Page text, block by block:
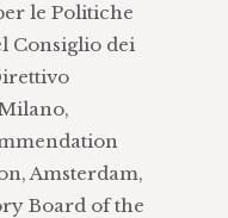
le Politiche
Consiglio dei
Amsterdam,
Board of the